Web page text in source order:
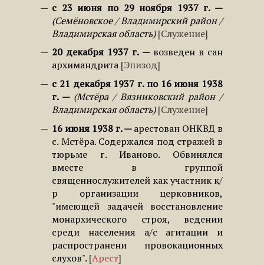
с 23 июня по 29 ноября 1937 г.
Семёновское / Владимирский район /
Владимирская область
Служение
20 декабря 1937 г.
возведен в сан
архимандрита Эпизод
с 21 декабря 1937 г. по 16 июня 1938
г.
Мстёра / Вязниковский район /
Владимирская область
Служение
16 июня 1938 г.
арестован ОНКВД в
с. Мстёра. Содержался под стражей в
тюрьме г. Иваново. Обвинялся
вместе в группой
священнослужителей как участник к/
р организации церковников,
"имеющей задачей восстановление
монархического строя, ведении
среди населения а/с агитации и
распространени провокационных
слухов". Арест